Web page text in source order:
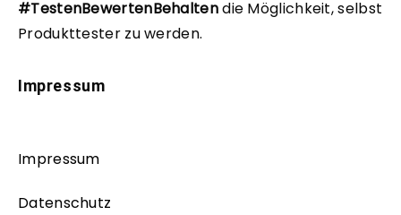
#TestenBewertenBehaltendie Möglichkeit, selbst
Produkttester zu werden.
Impressum
Impressum
Datenschutz